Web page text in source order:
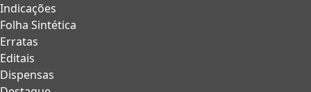
Indicações
Folha Sintética
Erratas
Editais
Dispensas